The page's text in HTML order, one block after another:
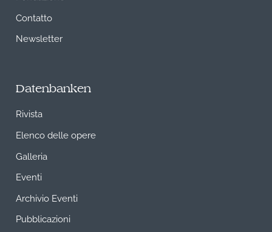
Contatto
Newsletter
Datenbanken
Rivista
Elenco delle opere
Galleria
Eventi
Archivio Eventi
Pubblicazioni